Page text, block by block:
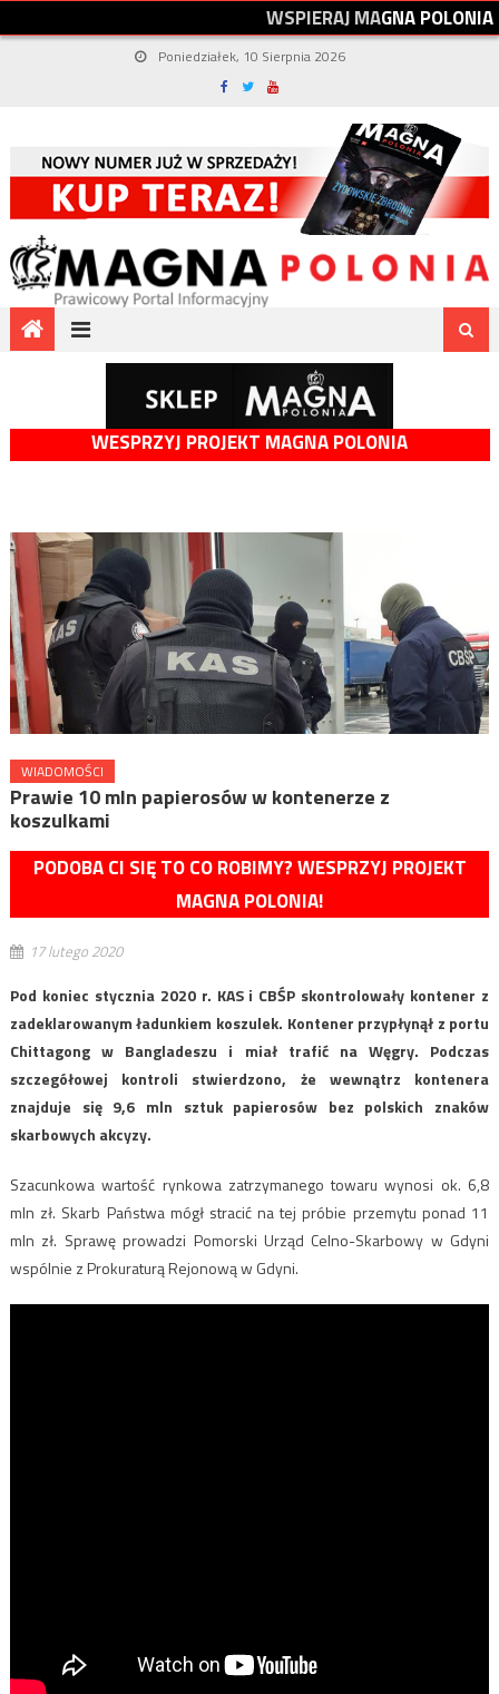
WSPIERAJMAGNAPOLONIA
Poniedziałek, 10 Sierpnia 2026
WESPRZYJ PROJEKT MAGNA POLONIA
WIADOMOŚCI
Prawie 10 mln papierosów w kontenerze z
koszulkami
PODOBA CI SIĘ TO CO ROBIMY? WESPRZYJ PROJEKT
MAGNA POLONIA!
17 lutego 2020
Pod koniec stycznia 2020 r. KAS i CBŚP skontrolowały kontener z
zadeklarowanym ładunkiem koszulek. Kontener przypłynął z portu
Chittagong w Bangladeszu i miał trafić na Węgry. Podczas
szczegółowej kontroli stwierdzono, że wewnątrz kontenera
znajduje się 9,6 mln sztuk papierosów bez polskich znaków
skarbowych akcyzy.
Szacunkowa wartość rynkowa zatrzymanego towaru wynosi ok. 6,8
mln zł. Skarb Państwa mógł stracić na tej próbie przemytu ponad 11
mln zł. Sprawę prowadzi Pomorski Urząd Celno-Skarbowy w Gdyni
wspólnie z Prokuraturą Rejonową w Gdyni.